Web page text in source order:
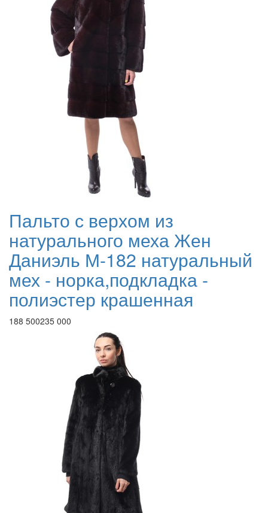
Пальто с верхом из
натурального меха Жен
Даниэль М-182 натуральный
мех - норка,подкладка -
полиэстер крашенная
188 500235 000